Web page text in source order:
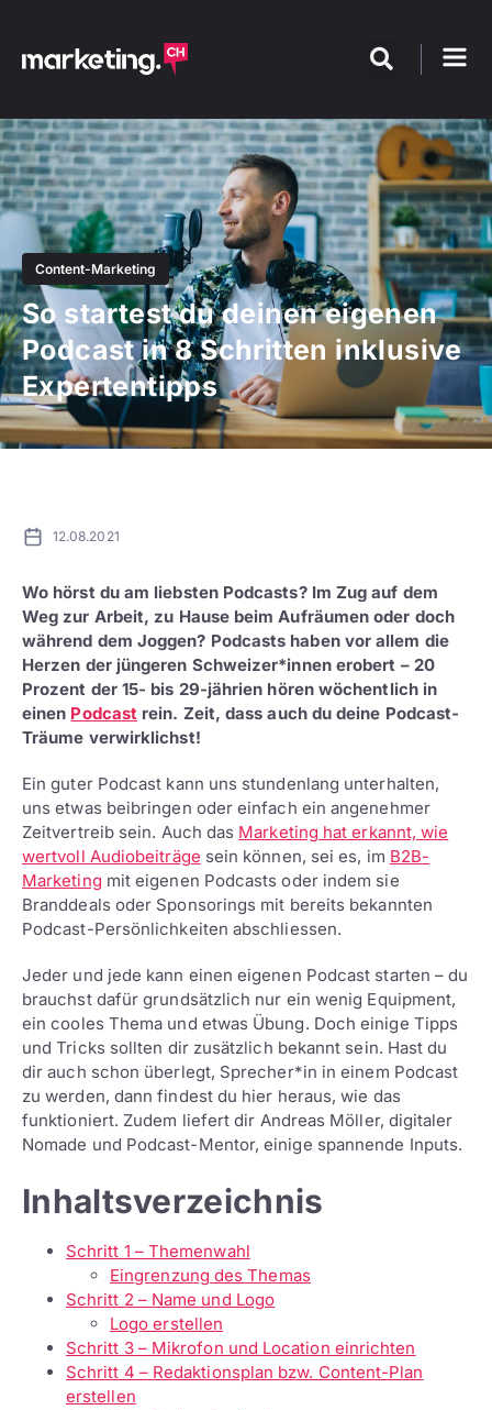
Content-Marketing
So startest du deinen eigenen
Podcast in 8 Schritten inklusive
Expertentipps
12.08.2021
Wo hörst du am liebsten Podcasts? Im Zug auf dem
Weg zur Arbeit, zu Hause beim Aufräumen oder doch
während dem Joggen? Podcasts haben vor allem die
Herzen der jüngeren Schweizer*innen erobert – 20
Prozent der 15- bis 29-jährien hören wöchentlich in
einen Podcast rein. Zeit, dass auch du deine Podcast-
Träume verwirklichst!
Ein guter Podcast kann uns stundenlang unterhalten,
uns etwas beibringen oder einfach ein angenehmer
Zeitvertreib sein. Auch das Marketing hat erkannt, wie
wertvoll Audiobeiträge sein können, sei es, im B2B-
Marketing mit eigenen Podcasts oder indem sie
Branddeals oder Sponsorings mit bereits bekannten
Podcast-Persönlichkeiten abschliessen.
Jeder und jede kann einen eigenen Podcast starten – du
brauchst dafür grundsätzlich nur ein wenig Equipment,
ein cooles Thema und etwas Übung. Doch einige Tipps
und Tricks sollten dir zusätzlich bekannt sein. Hast du
dir auch schon überlegt, Sprecher*in in einem Podcast
zu werden, dann findest du hier heraus, wie das
funktioniert. Zudem liefert dir Andreas Möller, digitaler
Nomade und Podcast-Mentor, einige spannende Inputs.
Inhaltsverzeichnis
Schritt 1 – Themenwahl
Eingrenzung des Themas
Schritt 2 – Name und Logo
Logo erstellen
Schritt 3 – Mikrofon und Location einrichten
Schritt 4 – Redaktionsplan bzw. Content-Plan
erstellen